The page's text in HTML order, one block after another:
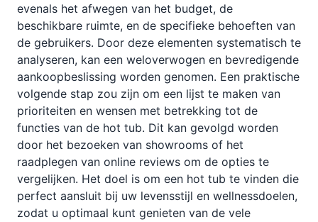
evenals het afwegen van het budget, de
beschikbare ruimte, en de specifieke behoeften van
de gebruikers. Door deze elementen systematisch te
analyseren, kan een weloverwogen en bevredigende
aankoopbeslissing worden genomen. Een praktische
volgende stap zou zijn om een lijst te maken van
prioriteiten en wensen met betrekking tot de
functies van de hot tub. Dit kan gevolgd worden
door het bezoeken van showrooms of het
raadplegen van online reviews om de opties te
vergelijken. Het doel is om een hot tub te vinden die
perfect aansluit bij uw levensstijl en wellnessdoelen,
zodat u optimaal kunt genieten van de vele